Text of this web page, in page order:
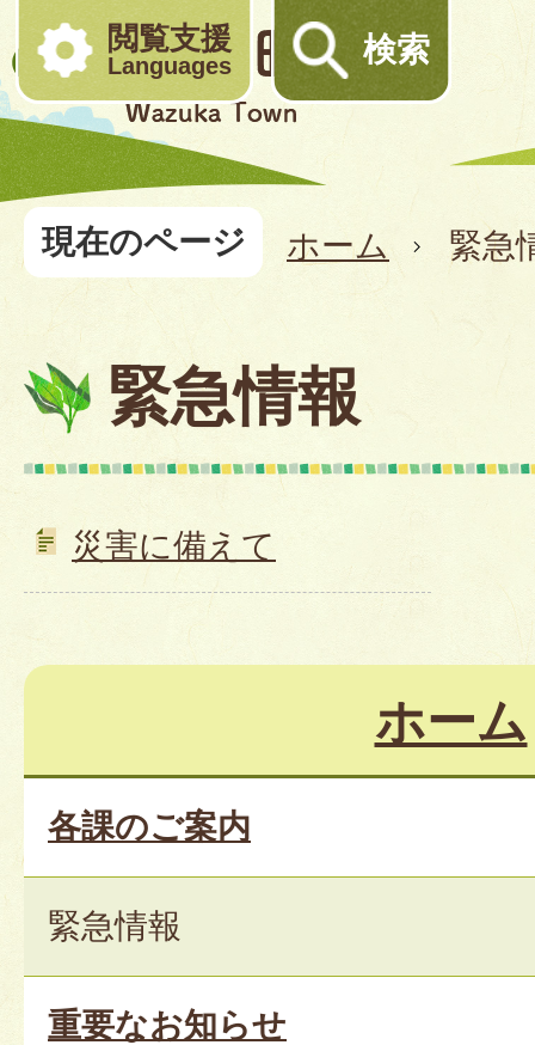
閲覧支援
Languages 検索
現在のページ ホーム 緊急
緊急情報
災害に備えて
ホーム
各課のご案内
緊急情報
重要なお知らせ